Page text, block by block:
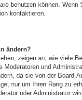
benutzen können. Wenn
kontaktieren.
ändern?
zeigen an, wie viele
und
da sie von der Board-
nur um Ihren Rang zu
oder Administrator